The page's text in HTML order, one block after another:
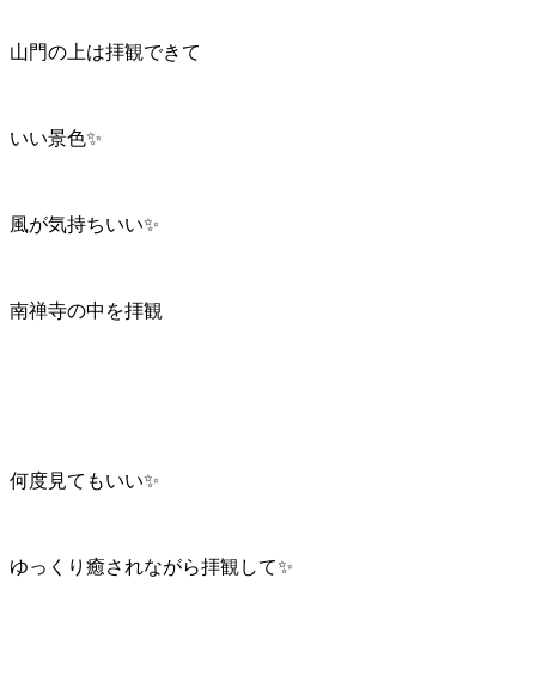
山門の上は拝観できて
いい景色✨
風が気持ちいい✨
南禅寺の中を拝観
何度見てもいい✨
ゆっくり癒されながら拝観して✨